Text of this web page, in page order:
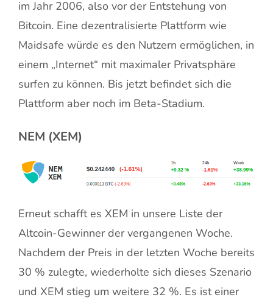
im Jahr 2006, also vor der Entstehung von
Bitcoin. Eine dezentralisierte Plattform wie
Maidsafe würde es den Nutzern ermöglichen, in
einem „Internet“ mit maximaler Privatsphäre
surfen zu können. Bis jetzt befindet sich die
Plattform aber noch im Beta-Stadium.
NEM (XEM)
Erneut schafft es XEM in unsere Liste der
Altcoin-Gewinner der vergangenen Woche.
Nachdem der Preis in der letzten Woche bereits
30 % zulegte, wiederholte sich dieses Szenario
und XEM stieg um weitere 32 %. Es ist einer